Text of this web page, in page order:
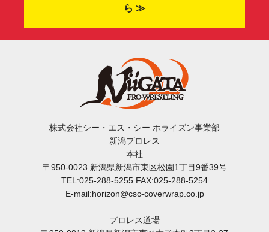
ら ≫
株式会社シー・エス・シー ホライズン事業部
新潟プロレス
本社
〒950-0023 新潟県新潟市東区松園1丁目9番39号
TEL:025-288-5255 FAX:025-288-5254
E-mail:horizon@csc-coverwrap.co.jp
プロレス道場